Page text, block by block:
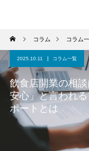
コラム コラム
2025.10.11 コラム一覧
飲食店開業の相
安心」と言われ
ポートとは